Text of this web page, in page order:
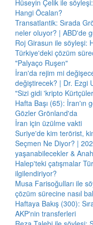
Hüseyin Çelik ile
Hangi Öcalan?
Transatlantik: Sırada
neler oluyor? | ABD'de
Roj Girasun ile söyleşi:
Türkiye'deki çözüm
"Palyaço Ruşen"
İran'da rejim mi
değiştirecek? | Dr. Ezgi
"Sizi gidi 'kripto
Hafta Başı (65): İran'ın
Gözler Grönland'da
İran için üzülme vakti
Suriye'de kim terörist,
Seçmen Ne Diyor? |
yaşanabilecekler &
Halep'teki çatışmalar
ilgilendiriyor?
Musa Farisoğulları ile
çözüm sürecine nasıl
Haftaya Bakış (300):
AKP'nin transferleri